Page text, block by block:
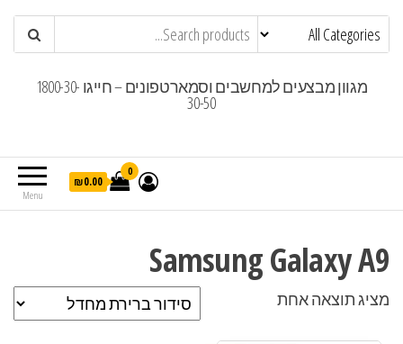
מגוון מבצעים למחשבים וסמארטפונים – חייגו 1800-30-
30-50
Menu
0
₪0.00
Samsung Galaxy A9
מציג תוצאה אחת